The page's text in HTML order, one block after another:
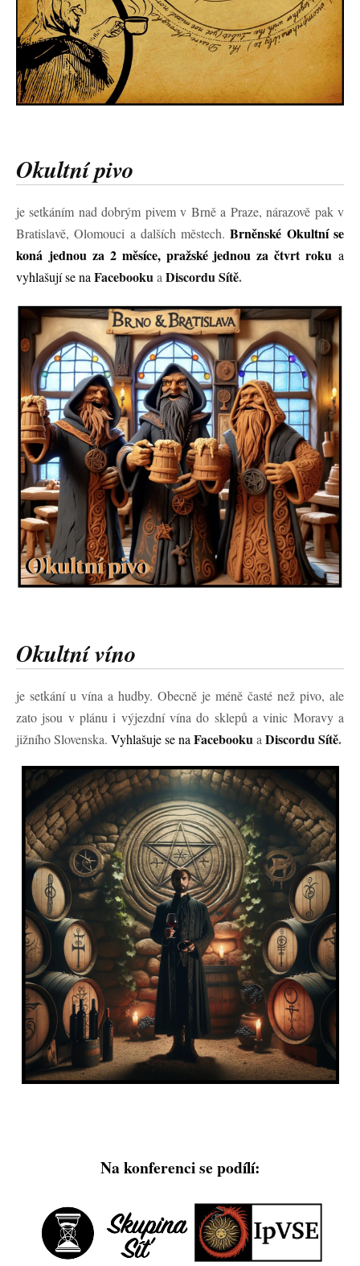
Okultní pivo
je setkáním nad dobrým pivem v Brně a Praze, nárazově pak v
Bratislavě, Olomouci a dalších městech.Brněnské Okultní se
koná jednou za 2 měsíce, pražské jednou za čtvrt rokua
vyhlašují se na Facebookua Discordu Sítě.
Okultní víno
je setkání u vína a hudby. Obecně je méně časté než pivo, ale
zato jsou v plánu i výjezdní vína do sklepů a vinic Moravy a
jižního Slovenska. Vyhlašuje se na Facebookua Discordu Sítě.
Na konferenci se podílí: